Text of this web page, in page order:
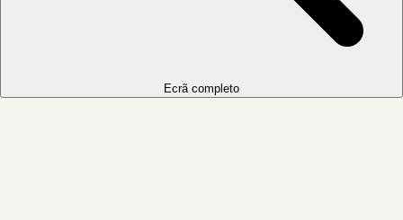
Ecrã completo